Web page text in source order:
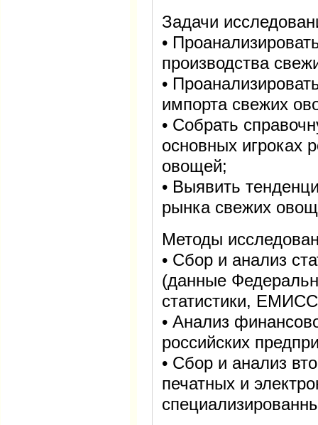
Задачи
•
производства
•
импорта свежих
• Собрать
основных игроках
овощей;
• Выявить
рынка свежих
Методы
• Сбор и анализ
(данные
статистики,
• Анализ
российских
• Сбор и анализ
печатных и